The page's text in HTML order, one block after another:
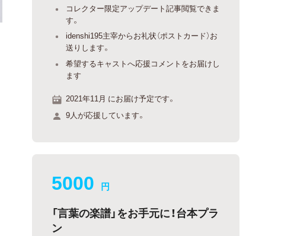
コレクター限定アップデート記事閲覧できま
す。
idenshi195主宰からお礼状（ポストカード）お
送りします。
希望するキャストへ応援コメントをお届けし
ます
2021年11月 にお届け予定です。
9人が応援しています。
5000 円
「言葉の楽譜」をお手元に！台本プラ
ン